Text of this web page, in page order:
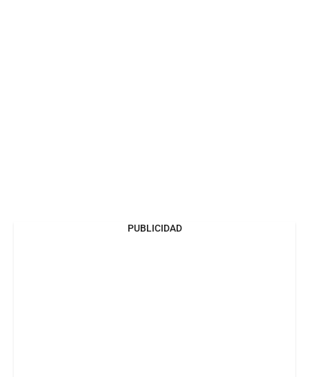
PUBLICIDAD